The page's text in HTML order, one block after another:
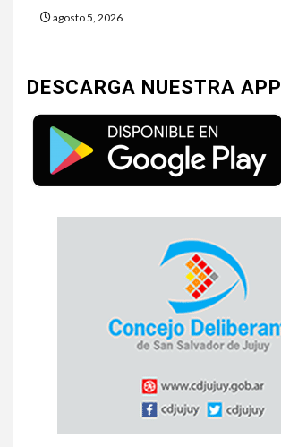
agosto 5, 2026
DESCARGA NUESTRA APP